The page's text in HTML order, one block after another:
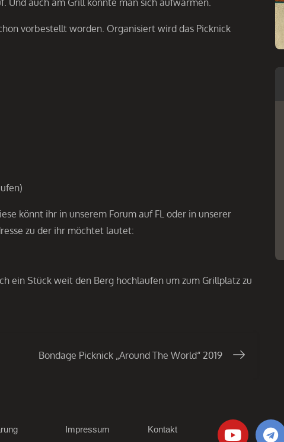
vorbestellt worden. Organisiert wird das Picknick
könnt ihr in unserem Forum auf FL oder in unserer
zu der ihr möchtet lautet:
ein Stück weit den Berg hochlaufen um zum Grillplatz zu
Bondage Picknick „Around The World“ 2019
Impressum Kontakt